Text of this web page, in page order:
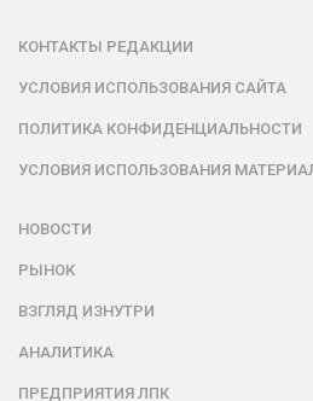
КОНТАКТЫ РЕДАКЦИИ
УСЛОВИЯ ИСПОЛЬЗОВАНИЯ САЙТА
ПОЛИТИКА КОНФИДЕНЦИАЛЬНОСТИ
УСЛОВИЯ ИСПОЛЬЗОВАНИЯ
НОВОСТИ
РЫНОК
ВЗГЛЯД ИЗНУТРИ
АНАЛИТИКА
ПРЕДПРИЯТИЯ ЛПК